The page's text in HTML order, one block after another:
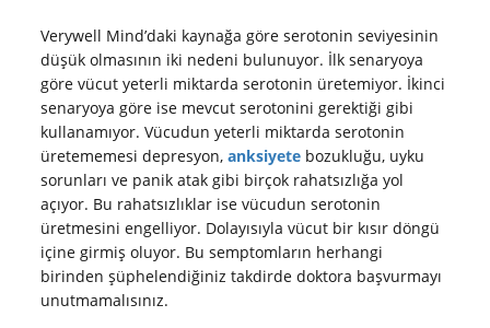
Verywell Mind’daki kaynağa göre serotonin seviyesinin
düşük olmasının iki nedeni bulunuyor. İlk senaryoya
göre vücut yeterli miktarda serotonin üretemiyor. İkinci
senaryoya göre ise mevcut serotonini gerektiği gibi
kullanamıyor. Vücudun yeterli miktarda serotonin
üretememesi depresyon,anksiyete bozukluğu, uyku
sorunları ve panik atak gibi birçok rahatsızlığa yol
açıyor. Bu rahatsızlıklar ise vücudun serotonin
üretmesini engelliyor. Dolayısıyla vücut bir kısır döngü
içine girmiş oluyor. Bu semptomların herhangi
birinden şüphelendiğiniz takdirde doktora başvurmayı
unutmamalısınız.